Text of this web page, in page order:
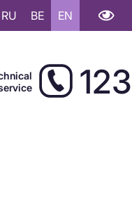
RU BE EN
123